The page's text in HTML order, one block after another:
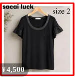
ー サイズ1
¥4,500